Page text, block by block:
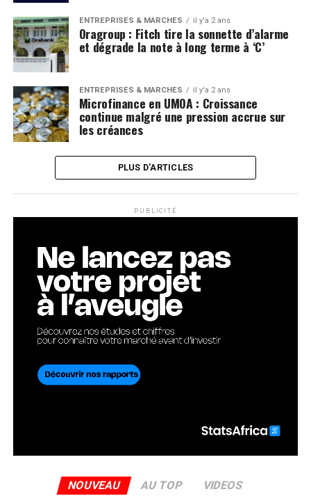
ENTREPRISES & MARCHÉS il y'a 2 ans
Oragroup : Fitch tire la sonnette d’alarme
et dégrade la note à long terme à ‘C’
ENTREPRISES & MARCHÉS il y'a 2 ans
Microfinance en UMOA : Croissance
continue malgré une pression accrue sur
les créances
PLUS D'ARTICLES
PUBLICITÉ
NOUVEAU AU TOP VIDEOS